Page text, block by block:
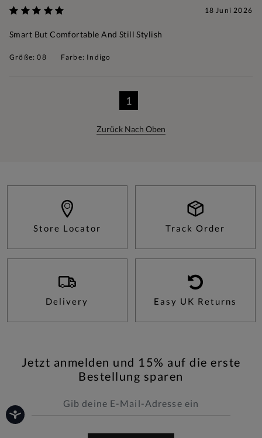
18 Juni 2026
Smart But Comfortable And Still Stylish
Größe: 08 Farbe: Indigo
1
Zurück Nach Oben
Store Locator Track Order
Delivery Easy UK Returns
Jetzt anmelden und 15% auf die erste
Bestellung sparen